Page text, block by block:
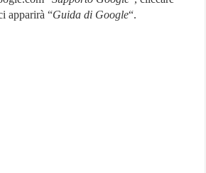
apparirà “Guida di Google“.